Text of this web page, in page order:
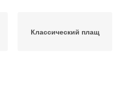
Классический плащ